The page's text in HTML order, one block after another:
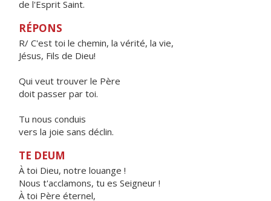
de l'Esprit Saint.
RÉPONS
R/ C'est toi le chemin, la vérité, la vie,
Jésus, Fils de Dieu!
Qui veut trouver le Père
doit passer par toi.
Tu nous conduis
vers la joie sans déclin.
TE DEUM
À toi Dieu, notre louange !
Nous t'acclamons, tu es Seigneur !
À toi Père éternel,